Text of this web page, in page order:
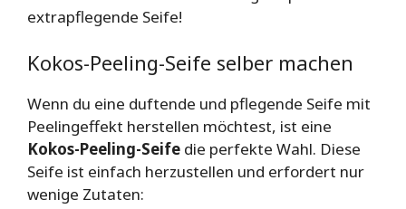
extrapflegende Seife!
Kokos-Peeling-Seife selber machen
Wenn du eine duftende und pflegende Seife mit
Peelingeffekt herstellen möchtest, ist eine
Kokos-Peeling-Seife die perfekte Wahl. Diese
Seife ist einfach herzustellen und erfordert nur
wenige Zutaten: